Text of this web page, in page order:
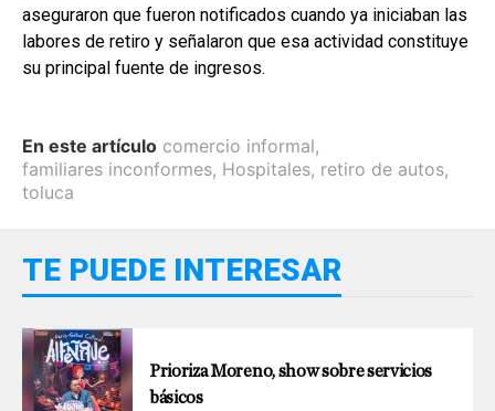
aseguraron que fueron notificados cuando ya iniciaban las
labores de retiro y señalaron que esa actividad constituye
su principal fuente de ingresos.
En este artículo comercio informal,
familiares inconformes, Hospitales, retiro de autos,
toluca
TE PUEDE INTERESAR
Prioriza Moreno, show sobre servicios
básicos